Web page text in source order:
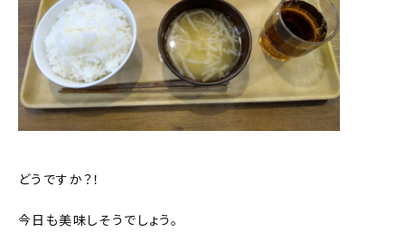
どうですか？！
今日も美味しそうでしょう。